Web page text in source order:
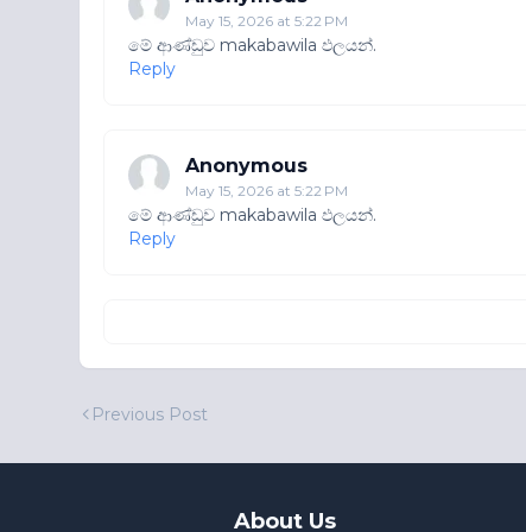
May 15, 2026 at 5:22 PM
මේ ආණ්‌ඩුව makabawila ඵලයන්.
Reply
Anonymous
May 15, 2026 at 5:22 PM
මේ ආණ්‌ඩුව makabawila ඵලයන්.
Reply
Previous Post
About Us